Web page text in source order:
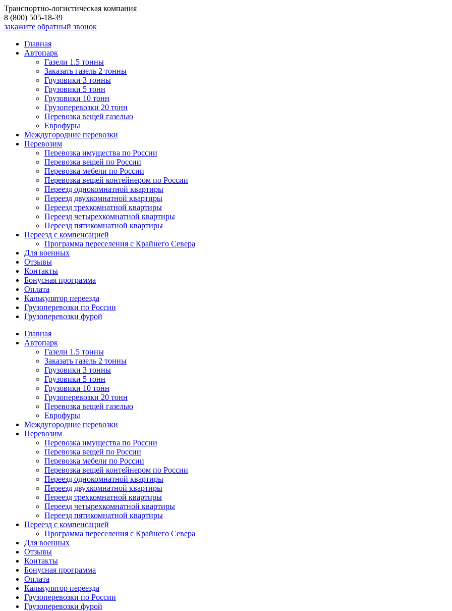
Транспортно-логистическая компания
8 (800) 505-18-39
закажите обратный звонок
Главная
Автопарк
Газели 1.5 тонны
Заказать газель 2 тонны
Грузовики 3 тонны
Грузовики 5 тонн
Грузовики 10 тонн
Грузоперевозки 20 тонн
Перевозка вещей газелью
Еврофуры
Междугородние перевозки
Перевозим
Перевозка имущества по России
Перевозка вещей по России
Перевозка мебели по России
Перевозка вещей контейнером по России
Переезд однокомнатной квартиры
Переезд двухкомнатной квартиры
Переезд трехкомнатной квартиры
Переезд четырехкомнатной квартиры
Переезд пятикомнатной квартиры
Переезд с компенсацией
Программа переселения с Крайнего Севера
Для военных
Отзывы
Контакты
Бонусная программа
Оплата
Калькулятор переезда
Грузоперевозки по России
Грузоперевозки фурой
Главная
Автопарк
Газели 1.5 тонны
Заказать газель 2 тонны
Грузовики 3 тонны
Грузовики 5 тонн
Грузовики 10 тонн
Грузоперевозки 20 тонн
Перевозка вещей газелью
Еврофуры
Междугородние перевозки
Перевозим
Перевозка имущества по России
Перевозка вещей по России
Перевозка мебели по России
Перевозка вещей контейнером по России
Переезд однокомнатной квартиры
Переезд двухкомнатной квартиры
Переезд трехкомнатной квартиры
Переезд четырехкомнатной квартиры
Переезд пятикомнатной квартиры
Переезд с компенсацией
Программа переселения с Крайнего Севера
Для военных
Отзывы
Контакты
Бонусная программа
Оплата
Калькулятор переезда
Грузоперевозки по России
Грузоперевозки фурой